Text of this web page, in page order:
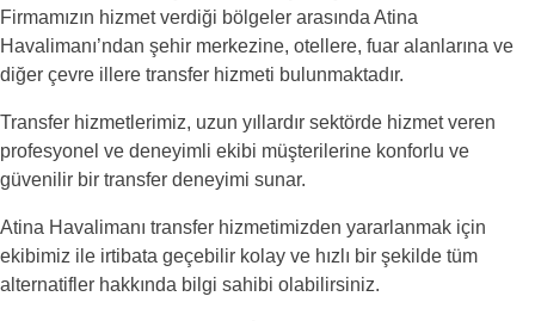
Firmamızın hizmet verdiği bölgeler arasında Atina
Havalimanı’ndan şehir merkezine, otellere, fuar alanlarına ve
diğer çevre illere transfer hizmeti bulunmaktadır.
Transfer hizmetlerimiz, uzun yıllardır sektörde hizmet veren
profesyonel ve deneyimli ekibi müşterilerine konforlu ve
güvenilir bir transfer deneyimi sunar.
Atina Havalimanı transfer hizmetimizden yararlanmak için
ekibimiz ile irtibata geçebilir kolay ve hızlı bir şekilde tüm
alternatifler hakkında bilgi sahibi olabilirsiniz.